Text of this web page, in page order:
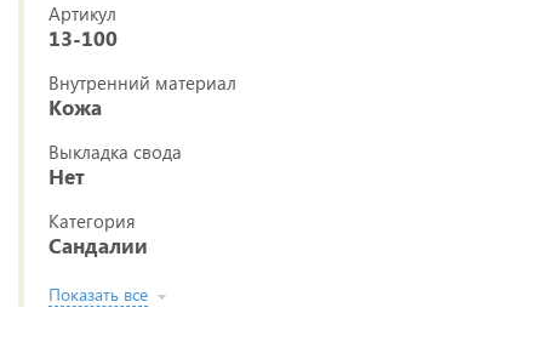
Артикул
13-100
Внутренний материал
Кожа
Выкладка свода
Нет
Категория
Сандалии
Показать все